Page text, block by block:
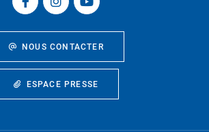
NOUS CONTACTER
ESPACE PRESSE